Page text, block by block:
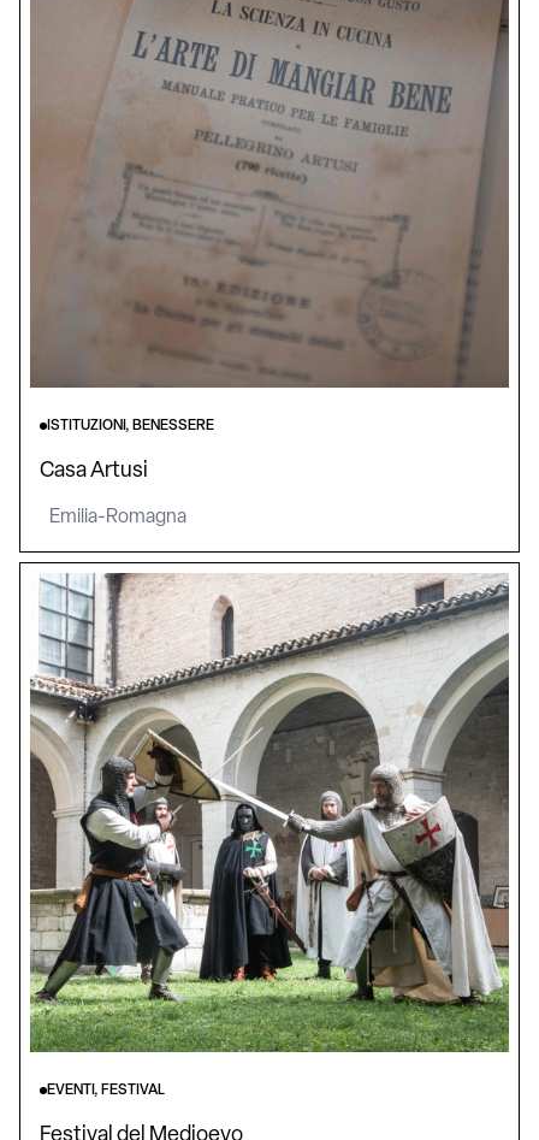
ISTITUZIONI, BENESSERE
Casa Artusi
Emilia-Romagna
EVENTI, FESTIVAL